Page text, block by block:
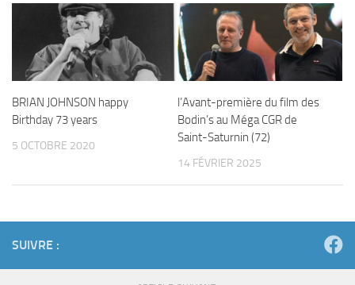
BRIAN JOHNSON happy
Birthday 73 years
5 OCTOBRE 2020
l’Avant-première du film des
Bodin’s au Méga CGR de
Saint-Saturnin (72)
14 FÉVRIER 2025
SUIVRE :